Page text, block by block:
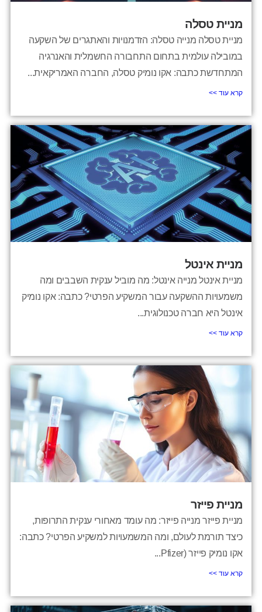
מניית טסלה
מניית טסלה מנייה טסלה: הזדמנויות והאתגרים של השקעה
במובילה עולמית בתחום התחבורה החשמלית והאנרגיה
המתחדשת כתבה: אקו נומיק טסלה, החברה האמריקאית...
קרא עוד >>
מניית אינטל
מניית אינטל מנייה אינטל: מה מוביל ענקית השבבים ומה
משמעויות ההשקעה עבור המשקיע הפרטי? כתבה: אקו נומיק
אינטל היא חברה טכנולוגית...
קרא עוד >>
מניית פייזר
מניית פייזר מנייה פייזר: מה עומד מאחורי ענקית התרופות,
כיצד תורמת לעולם, ומה המשמעויות למשקיע הפרטי? כתבה:
אקו נומיק פייזר (Pfizer...
קרא עוד >>